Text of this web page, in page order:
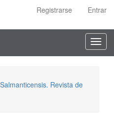
Registrarse
Entrar
Revista de